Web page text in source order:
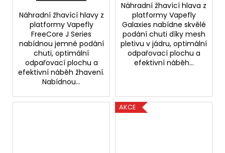
Náhradní žhavící hlavy z
platformy Vapefly
FreeCore J Series
nabídnou jemné podání
chuti, optimální
odpařovací plochu a
efektivní náběh žhavení.
Nabídnou...
Náhradní žhavící hlava z
platformy Vapefly
Galaxies nabídne skvělé
podání chuti díky mesh
pletivu v jádru, optimální
odpařovací plochu a
efektivní náběh...
AKCE